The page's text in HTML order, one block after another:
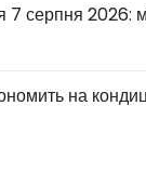
7 серпня 2026:
на